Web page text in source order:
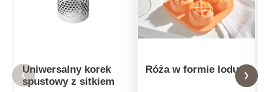
Uniwersalny korek
spustowy z sitkiem
Róża w formie lodu